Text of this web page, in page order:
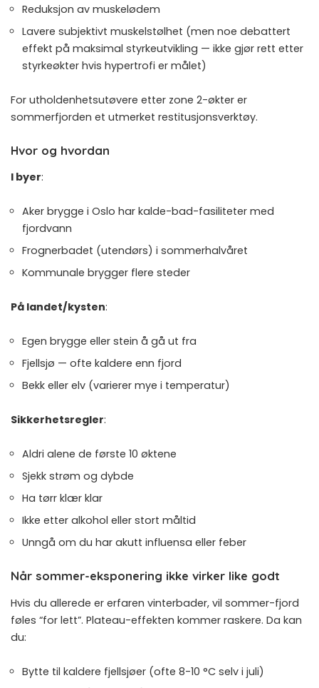
Reduksjon av muskelødem
Lavere subjektivt muskelstølhet (men noe debattert
effekt på maksimal styrkeutvikling — ikke gjør rett etter
styrkeøkter hvis hypertrofi er målet)
For utholdenhetsutøvere etter zone 2-økter er
sommerfjorden et utmerket restitusjonsverktøy.
Hvor og hvordan
I byer:
Aker brygge i Oslo har kalde-bad-fasiliteter med
fjordvann
Frognerbadet (utendørs) i sommerhalvåret
Kommunale brygger flere steder
På landet/kysten:
Egen brygge eller stein å gå ut fra
Fjellsjø — ofte kaldere enn fjord
Bekk eller elv (varierer mye i temperatur)
Sikkerhetsregler:
Aldri alene de første 10 øktene
Sjekk strøm og dybde
Ha tørr klær klar
Ikke etter alkohol eller stort måltid
Unngå om du har akutt influensa eller feber
Når sommer-eksponering ikke virker like godt
Hvis du allerede er erfaren vinterbader, vil sommer-fjord
føles “for lett”. Plateau-effekten kommer raskere. Da kan
du:
Bytte til kaldere fjellsjøer (ofte 8-10 °C selv i juli)